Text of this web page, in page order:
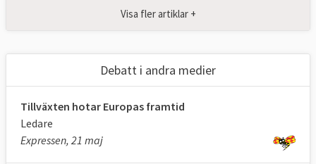
arbetar för kommissionen och EU som
ledamoten i kommissionen är Jessika
Roswall (M) med ansvar för miljö,
vattenresiliens och en konkurrenskraftig
cirkulär ekonomi.
Visa fler artiklar +
Debatt i andra medier
Tillväxten hotar Europas framtid
Ledare
Expressen, 21 maj